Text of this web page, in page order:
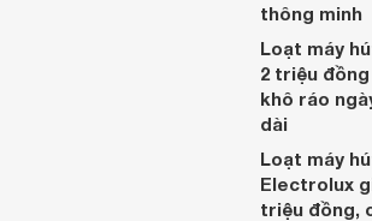
thông minh
Loạt máy
2 triệu
khô ráo
dài
Loạt máy
Electrolux
triệu đồng,